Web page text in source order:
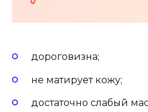
дороговизна;
не матирует кожу;
достаточно слабый